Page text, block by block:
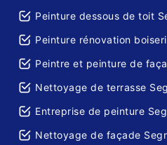
Peinture dessous de toit
Peinture rénovation
Peintre et peinture de
Nettoyage de terrasse
Entreprise de peinture
Nettoyage de façade